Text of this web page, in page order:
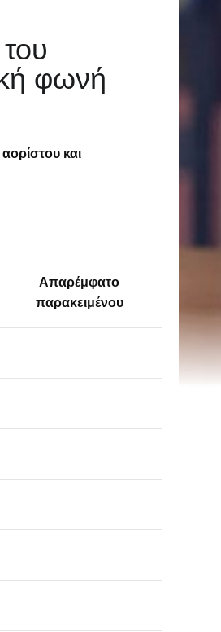
φωνή
και
Απαρέμφατο
παρακειμένου